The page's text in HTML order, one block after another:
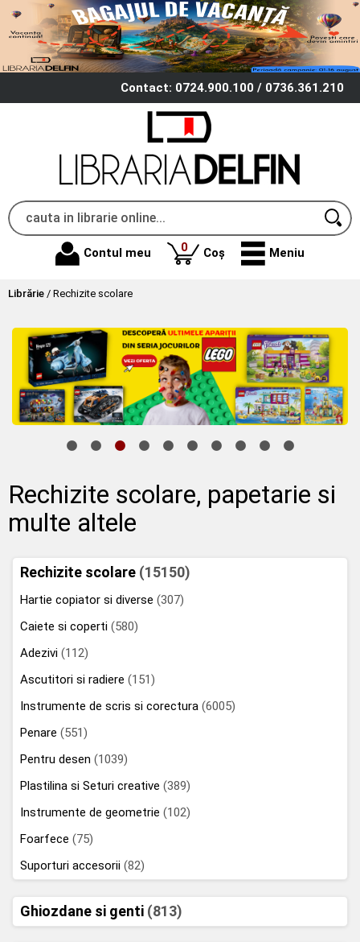
Contact: 0724.900.100 / 0736.361.210
Contul meu 0produse
Coș Meniu
Librărie / Rechizite scolare
Rechizite scolare, papetarie si
multe altele
Rechizite scolare (15150)
Hartie copiator si diverse (307)
Caiete si coperti (580)
Adezivi (112)
Ascutitori si radiere (151)
Instrumente de scris si corectura (6005)
Penare (551)
Pentru desen (1039)
Plastilina si Seturi creative (389)
Instrumente de geometrie (102)
Foarfece (75)
Suporturi accesorii (82)
Ghiozdane si genti (813)